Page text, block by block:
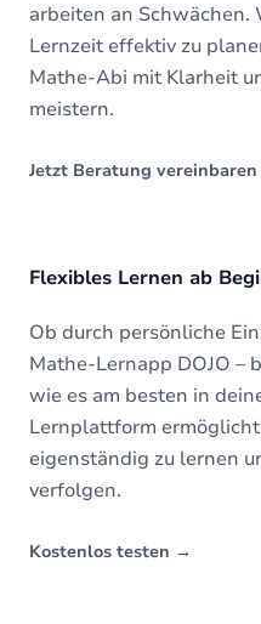
arbeiten an
Lernzeit effektiv zu
Mathe-Abi mit Klarheit
meistern.
Jetzt Beratung vereinbaren
Flexibles Lernen ab
Ob durch persönliche
Mathe-Lernapp DOJO –
wie es am besten in
Lernplattform
eigenständig zu lernen
verfolgen.
Kostenlos testen →